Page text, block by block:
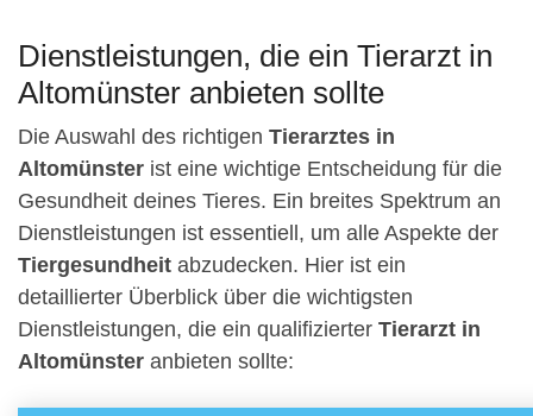
Dienstleistungen, die ein Tierarzt in
Altomünster anbieten sollte
Die Auswahl des richtigen Tierarztes in
Altomünster ist eine wichtige Entscheidung für die
Gesundheit deines Tieres. Ein breites Spektrum an
Dienstleistungen ist essentiell, um alle Aspekte der
Tiergesundheit abzudecken. Hier ist ein
detaillierter Überblick über die wichtigsten
Dienstleistungen, die ein qualifizierter Tierarzt in
Altomünster anbieten sollte: